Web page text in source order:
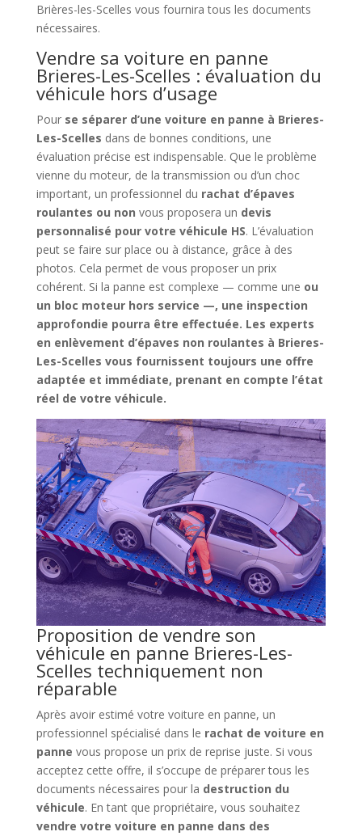
Brières-les-Scelles vous fournira tous les documents
nécessaires.
Vendre sa voiture en panne
Brieres-Les-Scelles : évaluation du
véhicule hors d’usage
Pour se séparer d’une voiture en panne à Brieres-
Les-Scelles dans de bonnes conditions, une
évaluation précise est indispensable. Que le problème
vienne du moteur, de la transmission ou d’un choc
important, un professionnel du rachat d’épaves
roulantes ou non vous proposera un devis
personnalisé pour votre véhicule HS. L’évaluation
peut se faire sur place ou à distance, grâce à des
photos. Cela permet de vous proposer un prix
cohérent. Si la panne est complexe — comme une ou
un bloc moteur hors service —, une inspection
approfondie pourra être effectuée. Les experts
en enlèvement d’épaves non roulantes à Brieres-
Les-Scelles vous fournissent toujours une offre
adaptée et immédiate, prenant en compte l’état
réel de votre véhicule.
Proposition de vendre son
véhicule en panne Brieres-Les-
Scelles techniquement non
réparable
Après avoir estimé votre voiture en panne, un
professionnel spécialisé dans le rachat de voiture en
panne vous propose un prix de reprise juste. Si vous
acceptez cette offre, il s’occupe de préparer tous les
documents nécessaires pour la destruction du
véhicule. En tant que propriétaire, vous souhaitez
vendre votre voiture en panne dans des